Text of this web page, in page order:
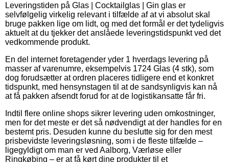
Leveringstiden på Glas | Cocktailglas | Gin glas er
selvfølgelig virkelig relevant i tilfælde af at vi absolut skal
bruge pakken lige om lidt, og med det formål er det tydeligvis
aktuelt at du tjekker det anslåede leveringstidspunkt ved det
vedkommende produkt.
En del internet foretagender yder 1 hverdags levering på
masser af varenumre, eksempelvis 1724 Glas (4 stk), som
dog forudsætter at ordren placeres tidligere end et konkret
tidspunkt, med hensynstagen til at de sandsynligvis kan nå
at få pakken afsendt forud for at de logistikansatte får fri.
Indtil flere online shops sikrer levering uden omkostninger,
men for det meste er det så nødvendigt at der handles for en
bestemt pris. Desuden kunne du beslutte sig for den mest
prisbevidste leveringsløsning, som i de fleste tilfælde –
ligegyldigt om man er ved Aalborg, Værløse eller
Ringkøbing – er at få kørt dine produkter til et